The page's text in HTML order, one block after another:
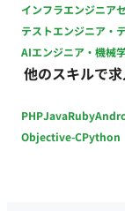
インフラエンジニア
テストエンジニア・
AIエンジニア・機械
他のスキルで
PHPJavaRuby
Objective-CPython